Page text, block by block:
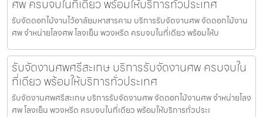
ศพ ครบจบในที่เดียว พร้อมให้บริการทั่วประเทศ
รับจัดดอกไม้งานไว้อาลัยมหาสารคาม บริการรับจัดงานศพ จัดดอกไม้งาน
ศพ จำหน่ายโลงศพ โลงเย็น พวงหรีด ครบจบในที่เดียว พร้อมให้บ
รับจัดงานศพศรีสะเกษ บริการรับจัดงานศพ ครบจบใน
ที่เดียว พร้อมให้บริการทั่วประเทศ
รับจัดงานศพศรีสะเกษ บริการรับจัดงานศพ จัดดอกไม้งานศพ จำหน่ายโลง
ศพ โลงเย็น พวงหรีด ครบจบในที่เดียว พร้อมให้บริการทั่วประเ